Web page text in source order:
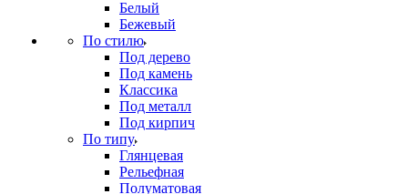
Белый
Бежевый
По стилю
Под дерево
Под камень
Классика
Под металл
Под кирпич
По типу
Глянцевая
Рельефная
Полуматовая